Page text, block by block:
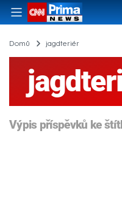
Domů jagdteriér
Výpis příspěvků ke